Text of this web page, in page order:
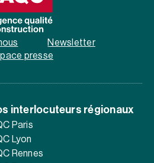
Newsletter
presse
interlocuteurs régionaux
Paris
Lyon
Rennes